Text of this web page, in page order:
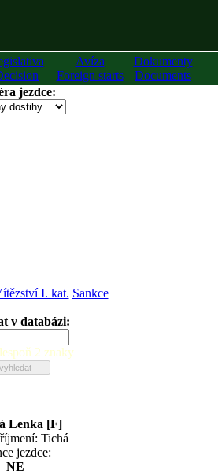
Avíza
Foreign starts
Dokumenty
Documents
jezdce:
I. kat. Sankce
v databázi:
2 znaky
Lenka [F]
Tichá
jezdce:
NE